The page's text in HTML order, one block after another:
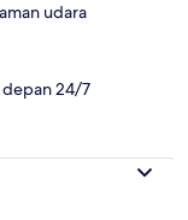
udara
depan 24/7